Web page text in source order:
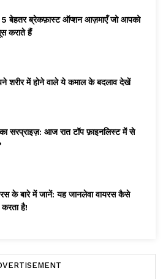
5 बेहतर ब्रेकफ़ास्ट ऑप्शन आज़माएँ जो आपको
कराते हैं
शरीर में होने वाले ये कमाल के बदलाव देखें
सरप्राइज़: आज रात टॉप फ़ाइनलिस्ट में से
के बारे में जानें: यह जानलेवा वायरस कैसे
करता है!